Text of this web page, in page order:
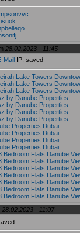
28.02.2023 - 11:45
IP: saved
Lake Towers
Lake Towers
Lake Towers
by Danube Properties
by Danube Properties
by Danube Properties
by Danube Properties
Properties Dubai
Properties Dubai
Properties Dubai
Properties Dubai
Bedroom Flats Danube
Bedroom Flats Danube
Bedroom Flats Danube
Bedroom Flats Danube
Bedroom Flats Danube
Bedroom Flats Danube
Bedroom Flats Danube
28.02.2023 - 11:07